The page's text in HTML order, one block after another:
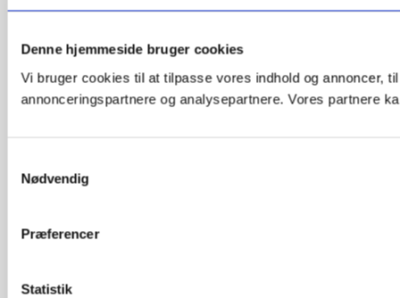
Denne hjemmeside bruger cookies
Vi bruger cookies til at tilpasse vores indhold og annoncer,
annonceringspartnere og analysepartnere. Vores partnere
Nødvendig
Præferencer
Statistik